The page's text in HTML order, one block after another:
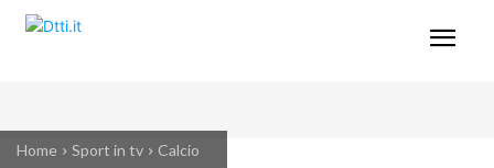
Home Sport in tv Calcio